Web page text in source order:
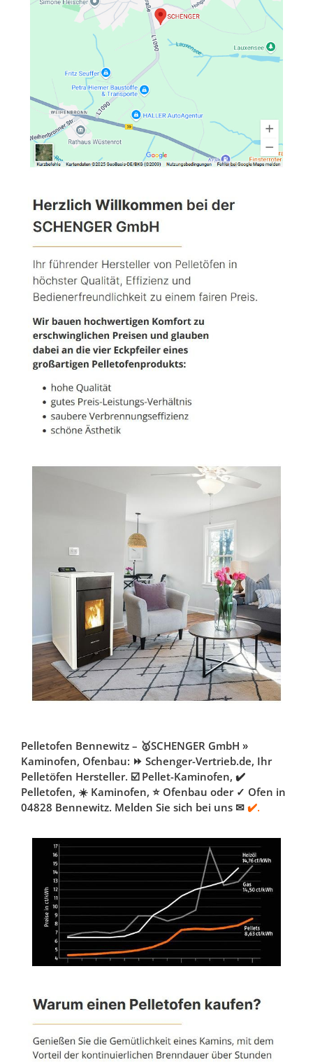
Pelletofen Bennewitz – 🥇SCHENGER GmbH »
Kaminofen, Ofenbau: ⏩ Schenger-Vertrieb.de, Ihr
Pelletöfen Hersteller. ☑️ Pellet-Kaminofen, ✔️
Pelletofen, ☀️ Kaminofen, ⭐ Ofenbau oder ✓ Ofen in
04828 Bennewitz. Melden Sie sich bei uns ✉ ✔️.